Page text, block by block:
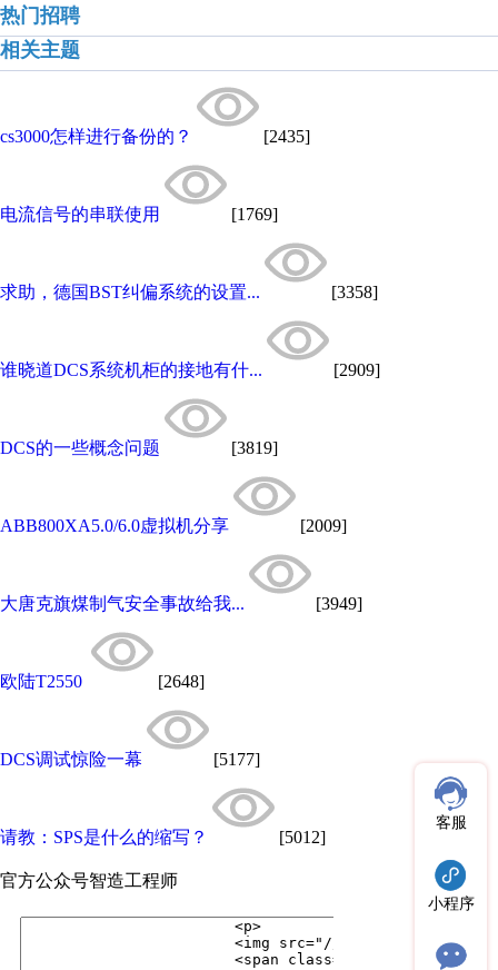
热门招聘
相关主题
cs3000怎样进行备份的？ [2435]
电流信号的串联使用 [1769]
求助，德国BST纠偏系统的设置... [3358]
谁晓道DCS系统机柜的接地有什... [2909]
DCS的一些概念问题 [3819]
ABB800XA5.0/6.0虚拟机分享 [2009]
大唐克旗煤制气安全事故给我... [3949]
欧陆T2550 [2648]
DCS调试惊险一幕 [5177]
请教：SPS是什么的缩写？ [5012]
官方公众号智造工程师
客服
小程序